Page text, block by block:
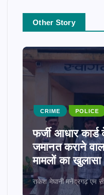
Other Story
CRIME POLICE
फर्जी आधार
जमानत कराने
मामलों का खुलासा
राकेश मेघानी मनेंद्रगढ़ एम